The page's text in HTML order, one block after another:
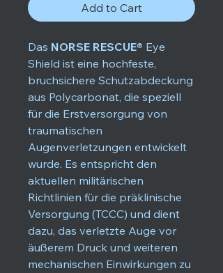
Add to Cart
Das NORSE RESCUE® Eye
Shield ist eine hochfeste,
bruchsichere Schutzabdeckung
aus Polycarbonat, die speziell
für die Erstversorgung von
traumatischen
Augenverletzungen entwickelt
wurde. Es entspricht den
aktuellen militärischen
Richtlinien für die präklinische
Versorgung (TCCC) und dient
dazu, das verletzte Auge vor
äußerem Druck und weiteren
mechanischen Einwirkungen zu